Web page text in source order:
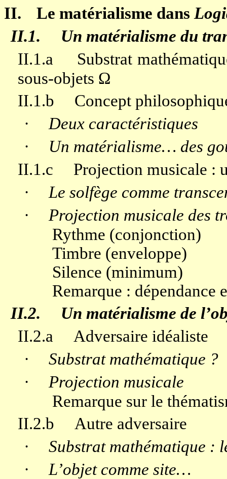
II.
Le matérialisme dans
II.1.
Un matérialisme du
II.1.a
Substrat
sous-objets Ω
II.1.b
Concept
·
Deux caractéristiques
·
Un matérialisme… des
II.1.c
Projection musicale :
·
Le solfège comme
·
Projection musicale des
Rythme (conjonction)
Timbre (enveloppe)
Silence (minimum)
Remarque : dépendance
II.2.
Un matérialisme de
II.2.a
Adversaire idéaliste
·
Substrat mathématique ?
·
Projection musicale
Remarque sur le
II.2.b
Autre adversaire
·
Substrat mathématique :
·
L’objet comme site…